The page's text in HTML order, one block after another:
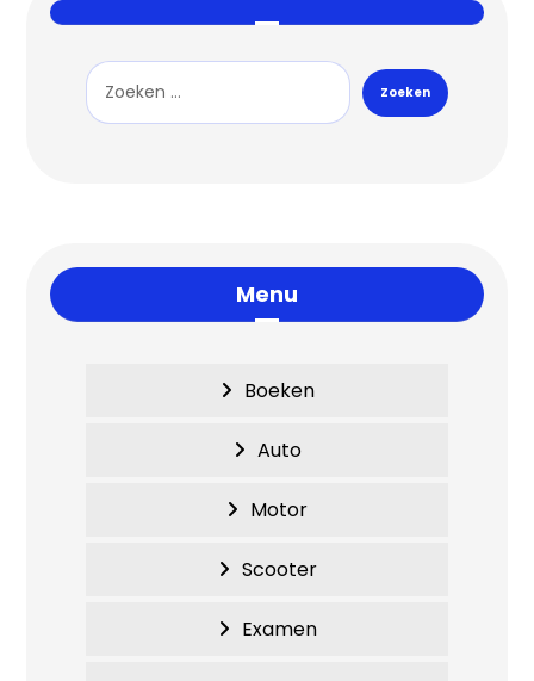
Menu
Boeken
Auto
Motor
Scooter
Examen